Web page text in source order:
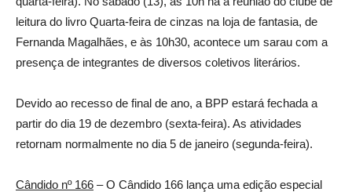
leitura do livro Quarta-feira de cinzas na loja de fantasia, de
Fernanda Magalhães, e às 10h30, acontece um sarau com a
presença de integrantes de diversos coletivos literários.
Devido ao recesso de final de ano, a BPP estará fechada a
partir do dia 19 de dezembro (sexta-feira). As atividades
retornam normalmente no dia 5 de janeiro (segunda-feira).
Cândido nº 166 – O Cândido 166 lança uma edição especial